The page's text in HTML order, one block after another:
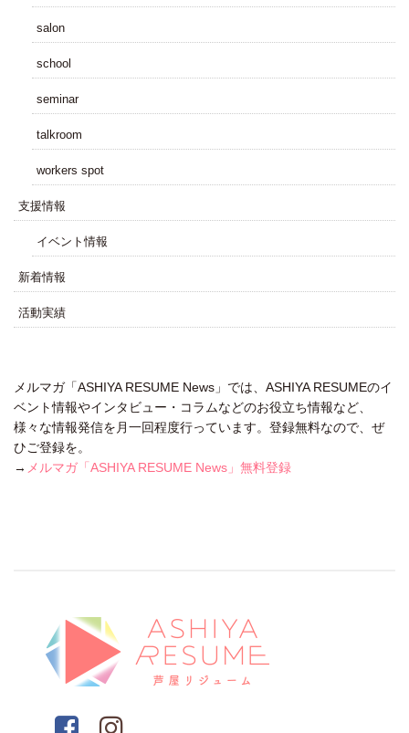
salon
school
seminar
talkroom
workers spot
⽀援情報
イベント情報
新着情報
活動実績
メルマガ「ASHIYA RESUME News」では、ASHIYA RESUMEのイ
ベント情報やインタビュー・コラムなどのお役立ち情報など、
様々な情報発信を月一回程度行っています。登録無料なので、ぜ
ひご登録を。
→ メルマガ「ASHIYA RESUME News」無料登録